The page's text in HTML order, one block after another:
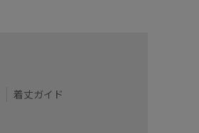
着丈ガイド